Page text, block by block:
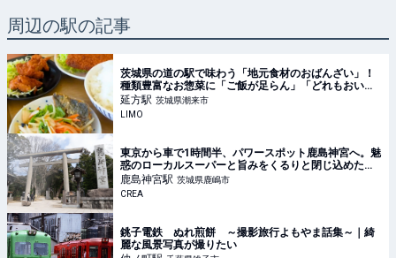
周辺の駅の記事
茨城県の道の駅で味わう「地元食材のおばんざい」！
種類豊富なお惣菜に「ご飯が足らん」「どれもおいし
い」 | LIMO | くらしとお金の経済メディア
延方駅 茨城県潮来市
LIMO
東京から車で1時間半、パワースポット鹿島神宮へ。魅
惑のローカルスーパーと旨みをくるりと閉じ込めた野
口カツ。そして名物スイーツ甘太郎。
鹿島神宮駅 茨城県鹿嶋市
CREA
銚子電鉄 ぬれ煎餅 ～撮影旅行よもやま話集～｜綺
麗な風景写真が撮りたい